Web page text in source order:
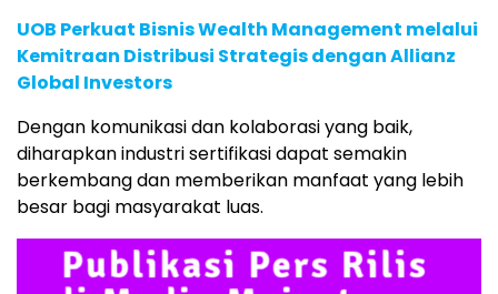
UOB Perkuat Bisnis Wealth Management melalui
Kemitraan Distribusi Strategis dengan Allianz
Global Investors
Dengan komunikasi dan kolaborasi yang baik,
diharapkan industri sertifikasi dapat semakin
berkembang dan memberikan manfaat yang lebih
besar bagi masyarakat luas.